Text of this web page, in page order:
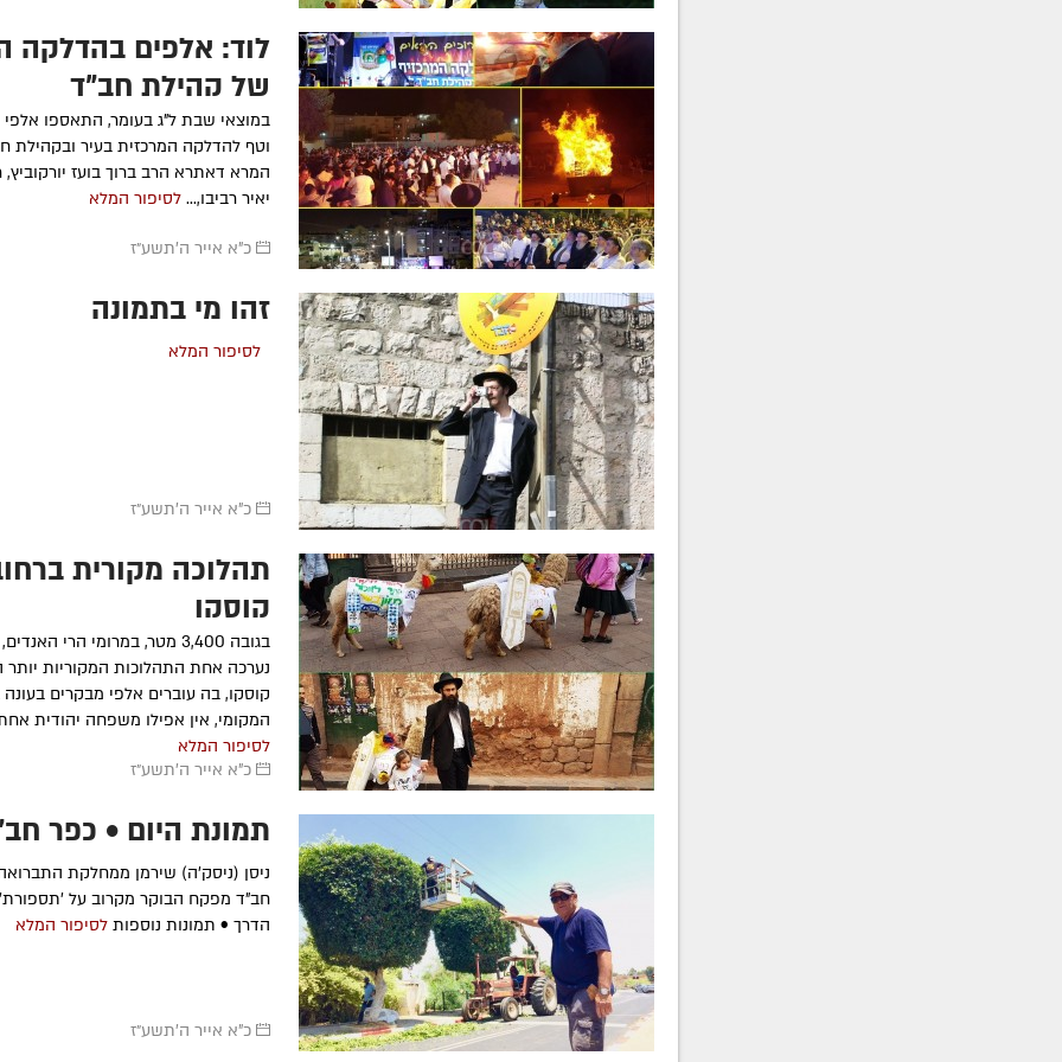
לוד: אלפים בהדלקה
של קהילת חב"ד
במוצאי שבת ל"ג בעומר, התאספו אלפי
וטף להדלקה המרכזית בעיר ובקהילת
המרא דאתרא הרב ברוך בועז
יאיר רביבו,... לסיפור המלא
כ"א אייר ה׳תשע״ז
זהו מי בתמונה
לסיפור המלא
כ"א אייר ה׳תשע״ז
תהלוכה מקורית
קוסקו
בגובה 3,400 מטר, במרומי הרי
נערכה אחת התהלוכות המקוריות יותר
קוסקו, בה עוברים אלפי מבקרים
המקומי, אין אפילו משפחה יהודית
לסיפור המלא
כ"א אייר ה׳תשע״ז
תמונת היום • כפר
ניסן (ניסק'ה) שירמן ממחלקת
חב"ד מפקח הבוקר מקרוב על 'תספורת'
הדרך • תמונות נוספות לסיפור המלא
כ"א אייר ה׳תשע״ז